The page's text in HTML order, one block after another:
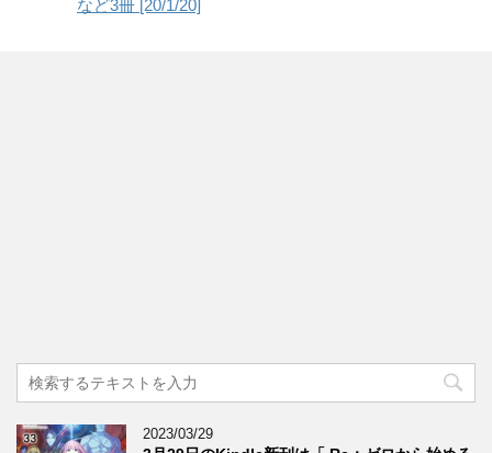
など3冊 [20/1/20]
2023/03/29